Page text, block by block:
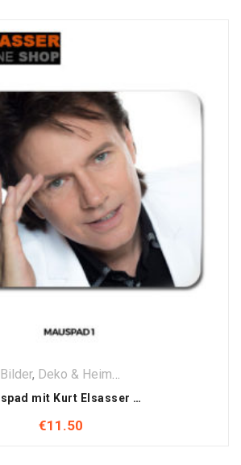
Bilder, Deko & Heim,Smartphone &
Mauspad mit Kurt Elsasser Motiv
€11.50